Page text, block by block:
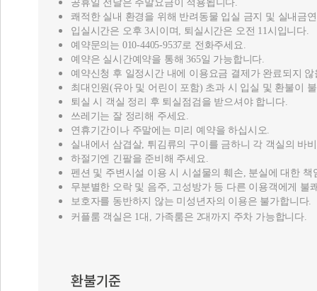
공휴일 전날은 주말요금이 적용됩니다.
쾌적한 실내 환경을 위해 반려동물 입실 금지 및 실내금
입실시간은 오후 3시이며, 퇴실시간은 오전 11시입니다.
예약문의는 010-4405-9537로 전화주세요.
예약은 실시간예약을 통해 365일 가능합니다.
예약신청 후 일정시간 내에 이용요금 결제가 완료되지
최대인원(유아 및 어린이 포함) 초과 시 입실 및 환불이
퇴실 시 객실 정리 후 퇴실점검을 받으셔야 합니다.
쓰레기는 잘 정리해 주세요.
연휴기간이나 주말에는 미리 예약을 하십시오.
실내에서 삼겹살, 튀김류의 구이를 금하니 각 객실의 바
하절기엔 긴팔을 준비해 주세요.
펜션 및 주변시설 이용 시 시설물의 훼손, 분실에 대한
무분별한 오락 및 음주, 고성방가 등 다른 이용객에게 불
보호자를 동반하지 않는 미성년자의 이용은 불가합니다.
커플룸 객실은 1대, 가족룸은 2대까지 주차 가능합니다.
환불기준